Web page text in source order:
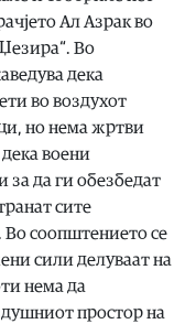
Ал Азрак во
Во
дека
во воздухот
но нема жртви
воени
да ги обезбедат
сите
Во соопштението се
сили делуваат на
нема да
простор на